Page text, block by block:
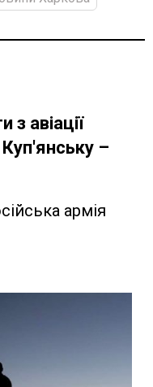
з авіації
Куп'янську –
армія